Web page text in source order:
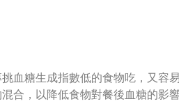
血糖生成指數低的食物吃，又容
合，以降低食物對餐後血糖的影響